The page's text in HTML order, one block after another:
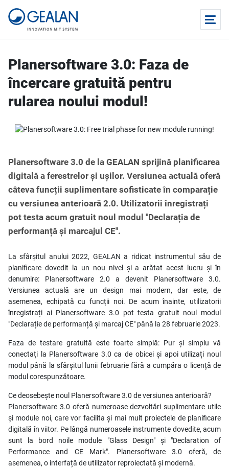
Planersoftware 3.0: Faza de
încercare gratuită pentru
rularea noului modul!
Planersoftware 3.0 de la GEALAN sprijină planificarea
digitală a ferestrelor și ușilor. Versiunea actuală oferă
câteva funcții suplimentare sofisticate în comparație
cu versiunea anterioară 2.0. Utilizatorii înregistrați
pot testa acum gratuit noul modul "Declarația de
performanță și marcajul CE".
La sfârșitul anului 2022, GEALAN a ridicat instrumentul său de
planificare dovedit la un nou nivel și a arătat acest lucru și în
denumire: Planersoftware 2.0 a devenit Planersoftware 3.0.
Versiunea actuală are un design mai modern, dar este, de
asemenea, echipată cu funcții noi. De acum înainte, utilizatorii
înregistrați ai Planersoftware 3.0 pot testa gratuit noul modul
"Declarație de performanță și marcaj CE" până la 28 februarie 2023.
Faza de testare gratuită este foarte simplă: Pur și simplu vă
conectați la Planersoftware 3.0 ca de obicei și apoi utilizați noul
modul până la sfârșitul lunii februarie fără a cumpăra o licență de
modul corespunzătoare.
Ce deosebește noul Planersoftware 3.0 de versiunea anterioară?
Planersoftware 3.0 oferă numeroase dezvoltări suplimentare utile
și module noi, care vor facilita și mai mult proiectele de planificare
digitală în viitor. Pe lângă numeroasele instrumente dovedite, acum
sunt la bord noile module "Glass Design" și "Declaration of
Performance and CE Mark". Planersoftware 3.0 oferă, de
asemenea, o interfață de utilizator reproiectată și modernă.